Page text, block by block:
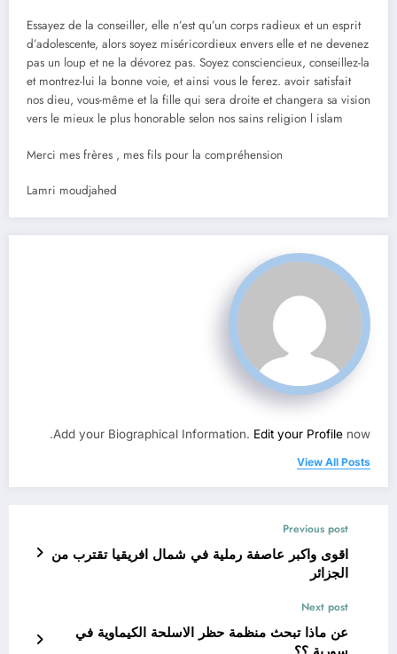
Essayez de la conseiller, elle n’est qu’un corps radieux et un esprit
d’adolescente, alors soyez miséricordieux envers elle et ne devenez
pas un loup et ne la dévorez pas. Soyez consciencieux, conseillez-la
et montrez-lui la bonne voie, et ainsi vous le ferez. avoir satisfait
nos dieu, vous-même et la fille qui sera droite et changera sa vision
vers le mieux le plus honorable selon nos sains religion l islam
Merci mes frères , mes fils pour la compréhension
Lamri moudjahed
Add your Biographical Information. Edit your Profile now.
View All Posts
Previous post
اقوى واكبر عاصفة رملية في شمال افريقيا تقترب من
الجزائر
Next post
عن ماذا تبحث منظمة حظر الاسلحة الكيماوية في